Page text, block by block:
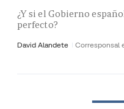
¿Y si el Gobierno
perfecto?
David Alandete Corresponsal